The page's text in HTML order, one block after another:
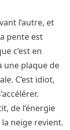
l’autre, et
pente est
c’est en
une plaque de
C’est idiot,
de l’énergie
neige revient.